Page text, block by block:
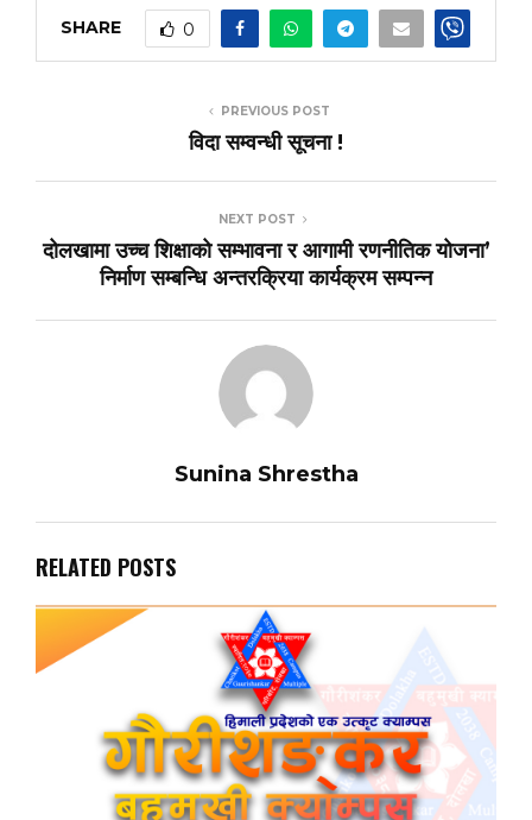
SHARE 0
PREVIOUS POST
विदा सम्वन्धी सूचना !
NEXT POST
दोलखामा उच्च शिक्षाको सम्भावना र आगामी रणनीतिक योजना’
निर्माण सम्बन्धि अन्तरक्रिया कार्यक्रम सम्पन्न
Sunina Shrestha
RELATED POSTS